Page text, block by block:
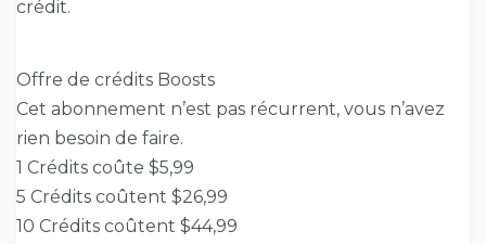
crédit.
Offre de crédits Boosts
Cet abonnement n’est pas récurrent, vous n’avez
rien besoin de faire.
1 Crédits coûte $5,99
5 Crédits coûtent $26,99
10 Crédits coûtent $44,99